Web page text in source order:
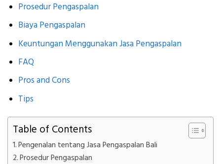
Prosedur Pengaspalan
Biaya Pengaspalan
Keuntungan Menggunakan Jasa Pengaspalan
FAQ
Pros and Cons
Tips
Table of Contents
Pengenalan tentang Jasa Pengaspalan Bali
Prosedur Pengaspalan